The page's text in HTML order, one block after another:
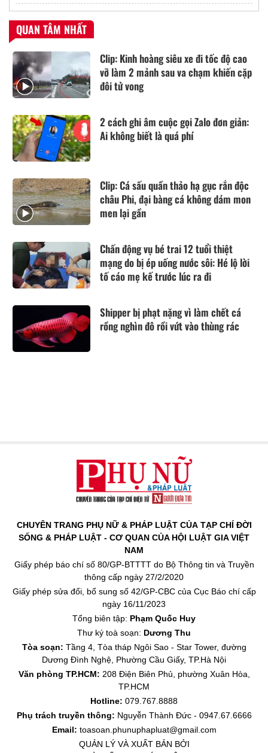
QUAN TÂM NHẤT
Clip: Kinh hoàng siêu xe đi tốc độ cao
vỡ làm 2 mảnh sau va chạm khiến cặp
đôi tử vong
2 cách ghi âm cuộc gọi Zalo đơn giản:
Ai không biết là quá phí
Clip: Cá sấu quần thảo hạ gục rắn độc
châu Phi, đại bàng cá không dám mon
men lại gần
Chấn động vụ bé trai 12 tuổi thiệt
mạng do bị ép uống nước sôi: Hé lộ lời
tố cáo mẹ kế trước lúc ra đi
Shipper bị phạt nặng vì làm chết cá
rồng nghìn đô rồi vứt vào thùng rác
CHUYÊN TRANG PHỤ NỮ & PHÁP LUẬT CỦA TẠP CHÍ ĐỜI
SỐNG & PHÁP LUẬT - CƠ QUAN CỦA HỘI LUẬT GIA VIỆT
NAM
Giấy phép báo chí số 80/GP-BTTTT do Bộ Thông tin và Truyền
thông cấp ngày 27/2/2020
Giấy phép sửa đổi, bổ sung số 42/GP-CBC của Cục Báo chí cấp
ngày 16/11/2023
Tổng biên tập: Phạm Quốc Huy
Thư ký toà soạn: Dương Thu
Tòa soạn: Tầng 4, Tòa tháp Ngôi Sao - Star Tower, đường
Dương Đình Nghệ, Phường Cầu Giấy, TP.Hà Nội
Văn phòng TP.HCM: 208 Điện Biên Phủ, phường Xuân Hòa,
TP.HCM
Hotline: 079.767.8888
Phụ trách truyền thông: Nguyễn Thành Đức - 0947.67.6666
Email: toasoan.phunuphapluat@gmail.com
QUẢN LÝ VÀ XUẤT BẢN BỞI